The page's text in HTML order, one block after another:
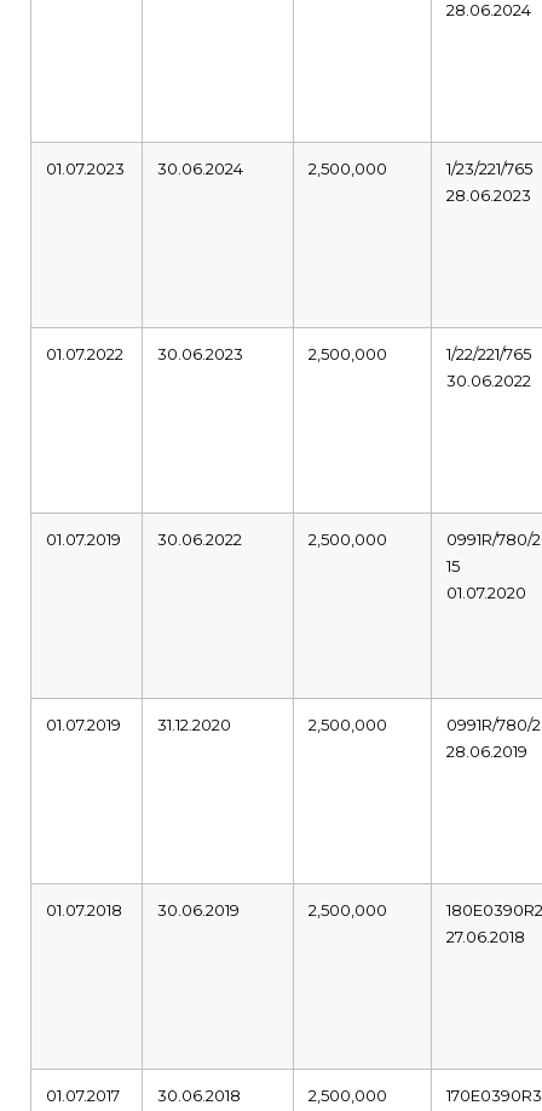
28.06.2024
01.07.2023 30.06.2024 2,500,000
1/23/221/765
28.06.2023
01.07.2022 30.06.2023 2,500,000
1/22/221/765
30.06.2022
01.07.2019 30.06.2022 2,500,000
0991R/780/
15
01.07.2020
01.07.2019 31.12.2020 2,500,000
0991R/780/
28.06.2019
01.07.2018 30.06.2019 2,500,000
27.06.2018
01.07.2017 30.06.2018 2,500,000